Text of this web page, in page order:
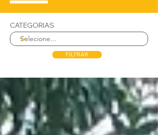
CATEGORIAS
FILTRAR